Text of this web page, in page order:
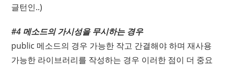
글턴인..)
#4 메소드의 가시성을 무시하는 경우
public 메소드의 경우 가능한 작고 간결해야 하며 재사용
가능한 라이브러리를 작성하는 경우 이러한 점이 더 중요